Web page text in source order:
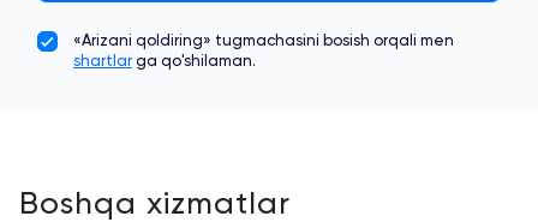
«Arizani qoldiring» tugmachasini bosish orqali men
shartlar ga qo'shilaman.
Boshqa xizmatlar